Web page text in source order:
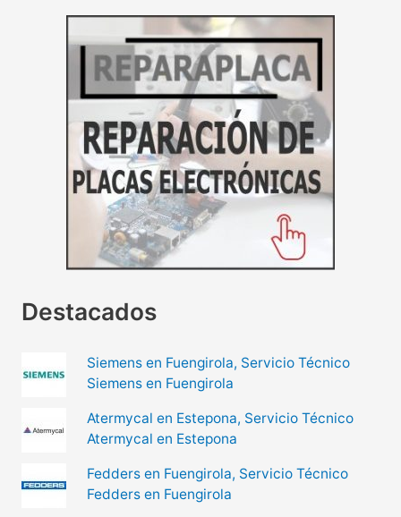
Destacados
Siemens en Fuengirola, Servicio Técnico
Siemens en Fuengirola
Atermycal en Estepona, Servicio Técnico
Atermycal en Estepona
Fedders en Fuengirola, Servicio Técnico
Fedders en Fuengirola